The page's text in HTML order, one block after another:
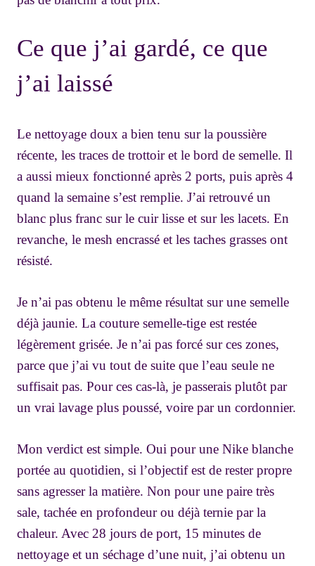
Ce que j’ai gardé, ce que
j’ai laissé
Le nettoyage doux a bien tenu sur la poussière
récente, les traces de trottoir et le bord de semelle. Il
a aussi mieux fonctionné après 2 ports, puis après 4
quand la semaine s’est remplie. J’ai retrouvé un
blanc plus franc sur le cuir lisse et sur les lacets. En
revanche, le mesh encrassé et les taches grasses ont
résisté.
Je n’ai pas obtenu le même résultat sur une semelle
déjà jaunie. La couture semelle-tige est restée
légèrement grisée. Je n’ai pas forcé sur ces zones,
parce que j’ai vu tout de suite que l’eau seule ne
suffisait pas. Pour ces cas-là, je passerais plutôt par
un vrai lavage plus poussé, voire par un cordonnier.
Mon verdict est simple. Oui pour une Nike blanche
portée au quotidien, si l’objectif est de rester propre
sans agresser la matière. Non pour une paire très
sale, tachée en profondeur ou déjà ternie par la
chaleur. Avec 28 jours de port, 15 minutes de
nettoyage et un séchage d’une nuit, j’ai obtenu un